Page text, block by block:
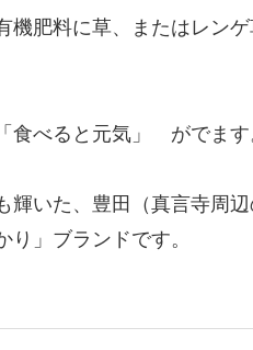
機肥料に草、またはレン
べると元気」 がでます
輝いた、豊田（真言寺周辺
り」ブランドです。